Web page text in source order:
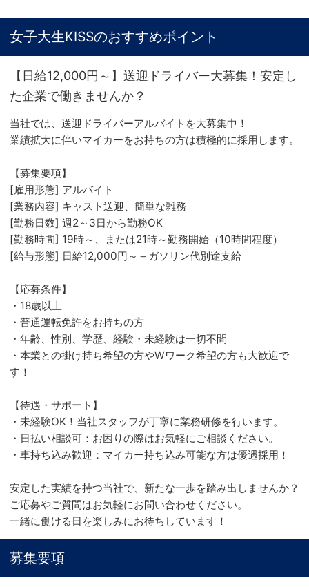
女子大生KISSのおすすめポイント
【日給12,000円～】送迎ドライバー大募集！安定し
た企業で働きませんか？
当社では、送迎ドライバーアルバイトを大募集中！
業績拡大に伴いマイカーをお持ちの方は積極的に採用します。
【募集要項】
[雇用形態] アルバイト
[業務内容] キャスト送迎、簡単な雑務
[勤務日数] 週2～3日から勤務OK
[勤務時間] 19時～、または21時～勤務開始（10時間程度）
[給与形態] 日給12,000円～＋ガソリン代別途支給
【応募条件】
・18歳以上
・普通運転免許をお持ちの方
・年齢、性別、学歴、経験・未経験は一切不問
・本業との掛け持ち希望の方やWワーク希望の方も大歓迎で
す！
【待遇・サポート】
・未経験OK！当社スタッフが丁寧に業務研修を行います。
・日払い相談可：お困りの際はお気軽にご相談ください。
・車持ち込み歓迎：マイカー持ち込み可能な方は優遇採用！
安定した実績を持つ当社で、新たな一歩を踏み出しませんか？
ご応募やご質問はお気軽にお問い合わせください。
一緒に働ける日を楽しみにお待ちしています！
募集要項